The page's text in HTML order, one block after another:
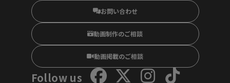
お問い合わせ
動画制作のご相談
動画掲載のご相談
Follow us